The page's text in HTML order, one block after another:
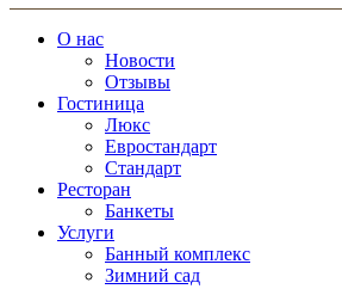
О нас
Новости
Отзывы
Гостиница
Люкс
Евростандарт
Стандарт
Ресторан
Банкеты
Услуги
Банный комплекс
Зимний сад